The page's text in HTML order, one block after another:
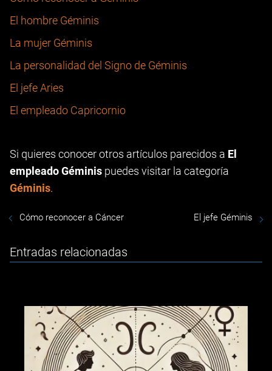
El hombre Géminis
La mujer Géminis
La personalidad del Signo de Géminis
El jefe Aries
El empleado Capricornio
Si quieres conocer otros artículos parecidos a El
empleado Géminis puedes visitar la categoría
Géminis.
Cómo reconocer a Cáncer El jefe Géminis
Entradas relacionadas